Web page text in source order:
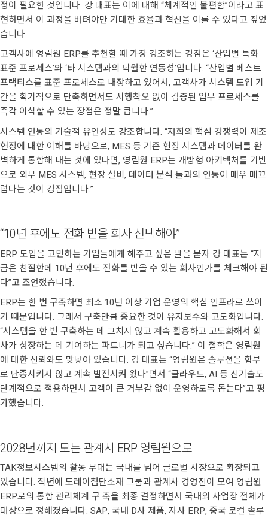
정이 필요한 것입니다. 강 대표는 이에 대해 “체계적인 불편함”이라고 표
현하면서 이 과정을 버텨야만 기대한 효율과 혁신을 이룰 수 있다고 짚었
습니다.
고객사에 영림원 ERP를 추천할 때 가장 강조하는 강점은 ‘산업별 특화
표준 프로세스’와 ‘타 시스템과의 탁월한 연동성’입니다. “산업별 베스트
프랙티스를 표준 프로세스로 내장하고 있어서, 고객사가 시스템 도입 기
간을 획기적으로 단축하면서도 시행착오 없이 검증된 업무 프로세스를
즉각 이식할 수 있는 장점은 정말 큽니다.”
시스템 연동의 기술적 유연성도 강조합니다. “저희의 핵심 경쟁력이 제조
현장에 대한 이해를 바탕으로, MES 등 기존 현장 시스템과 데이터를 완
벽하게 통합해 내는 것에 있다면, 영림원 ERP는 개방형 아키텍처를 기반
으로 외부 MES 시스템, 현장 설비, 데이터 분석 툴과의 연동이 매우 매끄
럽다는 것이 강점입니다.”
“10년 후에도 전화 받을 회사 선택해야”
ERP 도입을 고민하는 기업들에게 해주고 싶은 말을 묻자 강 대표는 “지
금은 친절한데 10년 후에도 전화를 받을 수 있는 회사인가를 체크해야 된
다”고 조언했습니다.
ERP는 한 번 구축하면 최소 10년 이상 기업 운영의 핵심 인프라로 쓰이
기 때문입니다. 그래서 구축만큼 중요한 것이 유지보수와 고도화입니다.
“시스템을 한 번 구축하는 데 그치지 않고 계속 활용하고 고도화해서 회
사가 성장하는 데 기여하는 파트너가 되고 싶습니다.” 이 철학은 영림원
에 대한 신뢰와도 맞닿아 있습니다. 강 대표는 “영림원은 솔루션을 함부
로 단종시키지 않고 계속 발전시켜 왔다”면서 “클라우드, AI 등 신기술도
단계적으로 적용하면서 고객이 큰 거부감 없이 운영하도록 돕는다”고 평
가했습니다.
2028년까지 모든 관계사 ERP 영림원으로
TAK정보시스템의 활동 무대는 국내를 넘어 글로벌 시장으로 확장되고
있습니다. 작년에 도레이첨단소재 그룹과 관계사 경영진이 모여 영림원
ERP로의 통합 관리체계 구 축을 최종 결정하면서 국내외 사업장 전체가
대상으로 정해졌습니다. SAP, 국내 D사 제품, 자사 ERP, 중국 로컬 솔루